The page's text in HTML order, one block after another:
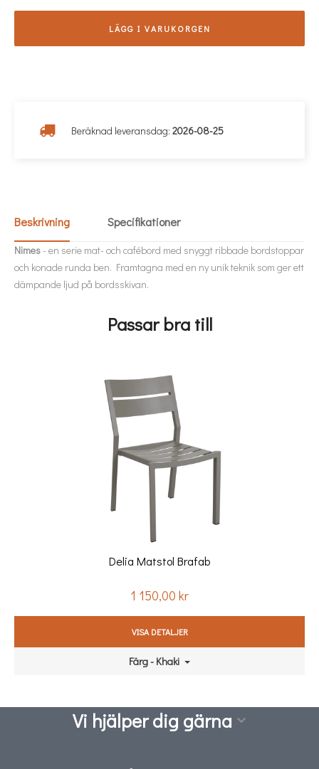
LÄGG I VARUKORGEN
Beräknad leveransdag: 2026-08-25
Beskrivning Specifikationer
Nimes - en serie mat- och cafébord med snyggt ribbade bordstoppar
och konade runda ben. Framtagna med en ny unik teknik som ger ett
dämpande ljud på bordsskivan.
Passar bra till
Delia Matstol Brafab
Pris
1 150,00 kr
VISA DETALJER
Färg - Khaki
Vi hjälper dig gärna 